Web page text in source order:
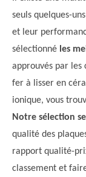
seuls quelques-
et leur
sélectionné les
approuvés par les
fer à lisser en
ionique, vous
Notre sélection
qualité des
rapport qualité-
classement et